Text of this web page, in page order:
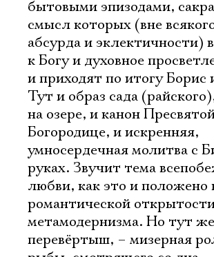
бытовыми эпизодами,
смысл которых (вне
абсурда и эклектичности)
к Богу и духовное
и приходят по итогу Борис
Тут и образ сада
на озере, и канон
Богородице, и искренняя,
умносердечная молитва с
руках. Звучит тема
любви, как это и положено
романтической
метамодернизма. Но тут
перевёртыш, – мизерная